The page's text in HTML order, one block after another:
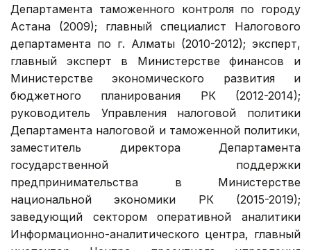
Департамента таможенного контроля по городу
Астана (2009); главный специалист Налогового
департамента по г. Алматы (2010-2012); эксперт,
главный эксперт в Министерстве финансов и
Министерстве экономического развития и
бюджетного планирования РК (2012-2014);
руководитель Управления налоговой политики
Департамента налоговой и таможенной политики,
заместитель директора Департамента
государственной поддержки
предпринимательства в Министерстве
национальной экономики РК (2015-2019);
заведующий сектором оперативной аналитики
Информационно-аналитического центра, главный